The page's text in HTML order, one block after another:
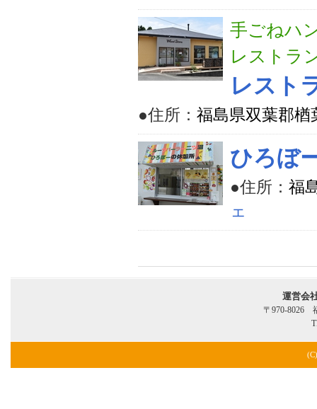
手ごねハ
レストラ
レスト
●住所： 福島県双葉郡楢
ひろぼ
●住所： 福
ェ
運営会
〒970-8026